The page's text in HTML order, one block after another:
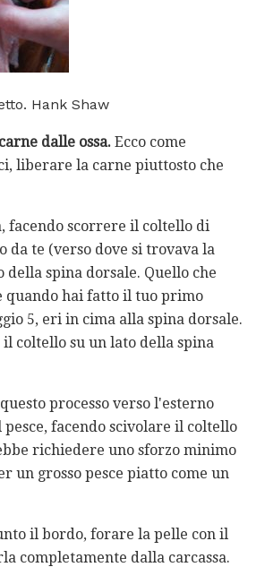
Hank Shaw
dalle ossa. Ecco come
liberare la carne piuttosto che
facendo scorrere il coltello di
da te (verso dove si trovava la
della spina dorsale. Quello che
quando hai fatto il tuo primo
5, eri in cima alla spina dorsale.
coltello su un lato della spina
processo verso l'esterno
facendo scivolare il coltello
richiedere uno sforzo minimo
un grosso pesce piatto come un
il bordo, forare la pelle con il
completamente dalla carcassa.